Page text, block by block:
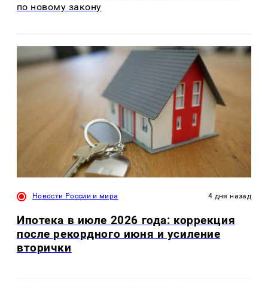
по новому закону
Новости России и мира 4 дня назад
Ипотека в июле 2026 года: коррекция
после рекордного июня и усиление
вторички